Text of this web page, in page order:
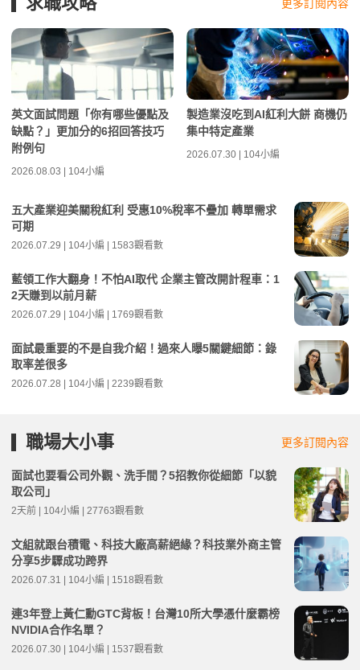
更多訂閱內容
英文面試問題「你有哪些優點及
缺點？」更加分的6招回答技巧
附例句
2026.08.03 | 104小編
製造業沒吃到AI紅利大餅 商機仍
集中特定產業
2026.07.30 | 104小編
五大產業迎美關稅紅利 受惠10%稅率不疊加 轉單需求
可期
2026.07.29 | 104小編 | 1583觀看數
藍領工作大翻身！不怕AI取代 企業主管改開計程車：1
2天賺到以前月薪
2026.07.29 | 104小編 | 1769觀看數
面試最重要的不是自我介紹！過來人曝5關鍵細節：錄
取率差很多
2026.07.28 | 104小編 | 2239觀看數
職場大小事 更多訂閱內容
面試也要看公司外觀、洗手間？5招教你從細節「以貌
取公司」
2天前 | 104小編 | 27763觀看數
文組就跟台積電、科技大廠高薪絕緣？科技業外商主管
分享5步驟成功跨界
2026.07.31 | 104小編 | 1518觀看數
連3年登上黃仁勳GTC背板！台灣10所大學憑什麼霸榜
NVIDIA合作名單？
2026.07.30 | 104小編 | 1537觀看數